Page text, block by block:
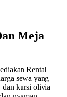
Meja
Rental
sewa yang
dan kursi olivia